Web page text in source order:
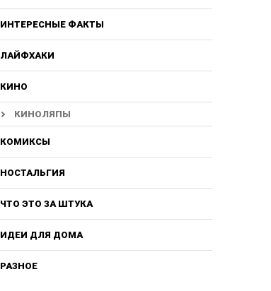
ИНТЕРЕСНЫЕ ФАКТЫ
ЛАЙФХАКИ
КИНО
КИНОЛЯПЫ
КОМИКСЫ
НОСТАЛЬГИЯ
ЧТО ЭТО ЗА ШТУКА
ИДЕИ ДЛЯ ДОМА
РАЗНОЕ